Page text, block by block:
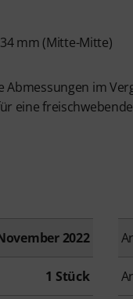
mm (Mitte-Mitte)
im
eine
2022
1 Stück